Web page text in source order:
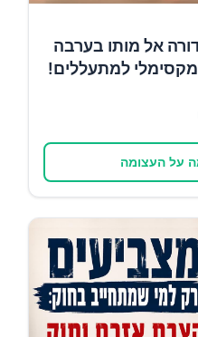
אל מותו בערבה
למתעללים!
על העצומה